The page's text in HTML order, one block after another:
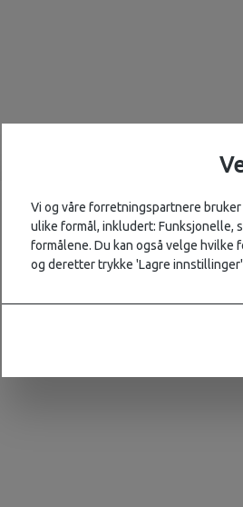
Vi og våre forretningspartnere
ulike formål, inkludert: Funksjonelle,
formålene. Du kan også velge hvilke
og deretter trykke 'Lagre